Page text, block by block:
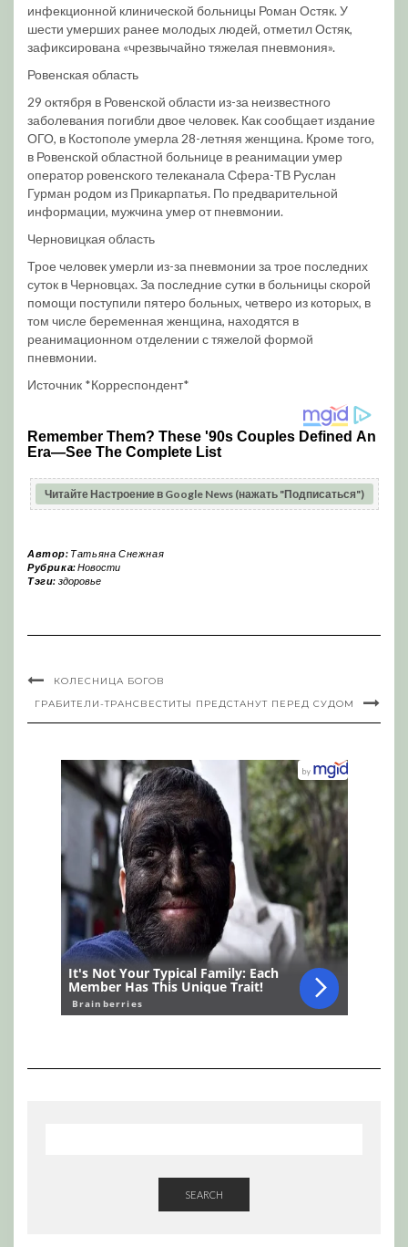
инфекционной клинической больницы Роман Остяк. У
шести умерших ранее молодых людей, отметил Остяк,
зафиксирована «чрезвычайно тяжелая пневмония».
Ровенская область
29 октября в Ровенской области из-за неизвестного
заболевания погибли двое человек. Как сообщает издание
ОГО, в Костополе умерла 28-летняя женщина. Кроме того,
в Ровенской областной больнице в реанимации умер
оператор ровенского телеканала Сфера-ТВ Руслан
Гурман родом из Прикарпатья. По предварительной
информации, мужчина умер от пневмонии.
Черновицкая область
Трое человек умерли из-за пневмонии за трое последних
суток в Черновцах. За последние сутки в больницы скорой
помощи поступили пятеро больных, четверо из которых, в
том числе беременная женщина, находятся в
реанимационном отделении с тяжелой формой
пневмонии.
Источник *Корреспондент*
Читайте Настроение в Google News (нажать "Подписаться")
Автор: Татьяна Снежная
Рубрика:Новости
Тэги: здоровье
КОЛЕСНИЦА БОГОВ
ГРАБИТЕЛИ-ТРАНСВЕСТИТЫ ПРЕДСТАНУТ ПЕРЕД СУДОМ
SEARCH